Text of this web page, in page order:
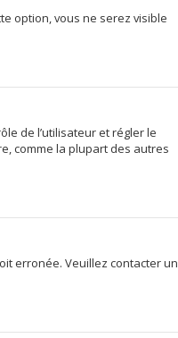
option, vous ne serez visible
de l’utilisateur et régler le
comme la plupart des autres
erronée. Veuillez contacter un